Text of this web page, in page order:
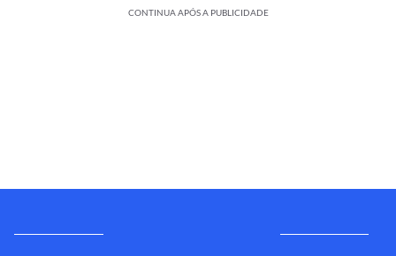
CONTINUA APÓS A PUBLICIDADE